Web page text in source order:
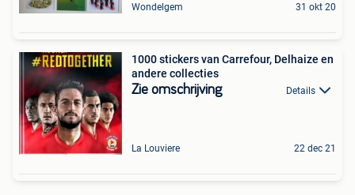
Wondelgem 31 okt 20
1000 stickers van Carrefour, Delhaize en
andere collecties
Zie omschrijving Details
La Louviere 22 dec 21